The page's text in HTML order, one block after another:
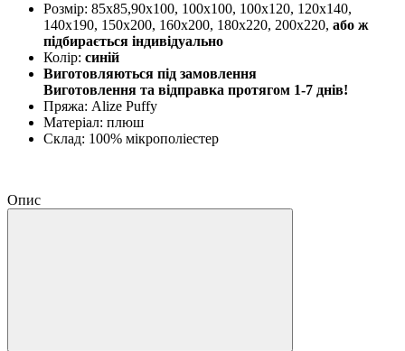
Розмір: 85х85,90х100, 100х100, 100х120, 120х140,
140х190, 150х200, 160х200, 180х220, 200х220, або ж
підбирається індивідуально
Колір: синій
Виготовляються під замовлення
Виготовлення та відправка протягом 1-7 днів!
Пряжа: Alize Puffy
Матеріал: плюш
Склад: 100% мікрополіестер
Опис